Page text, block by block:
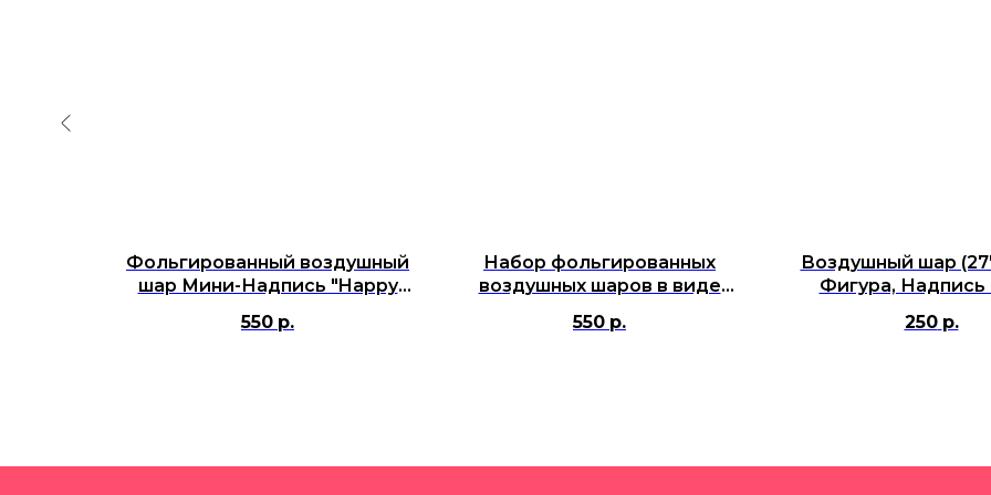
Фольгированный воздушный
шар Мини-Надпись "Happy
550 р.
Набор фольгированных
воздушных шаров в виде
Нежная радуга, 41 см
550 р.
Воздушный шар
Фигура, Надпись
250 р.